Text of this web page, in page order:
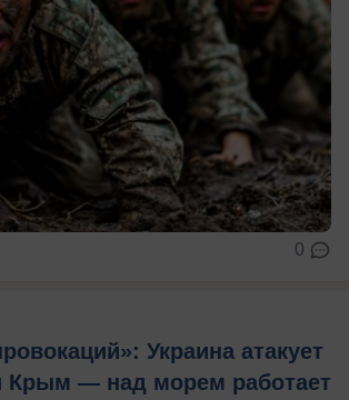
0
Украина атакует
Крым — над морем работает